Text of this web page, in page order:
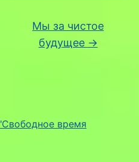
время
Мы за чистое
будущее →